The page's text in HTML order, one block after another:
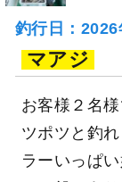
釣行日：
マアジ
お客様２名
ツポツと釣
ラーいっぱ